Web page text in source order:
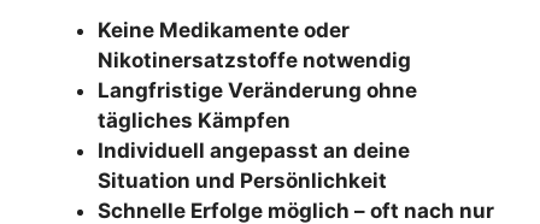
Keine Medikamente oder
Nikotinersatzstoffe notwendig
Langfristige Veränderung ohne
tägliches Kämpfen
Individuell angepasst an deine
Situation und Persönlichkeit
Schnelle Erfolge möglich – oft nach nur